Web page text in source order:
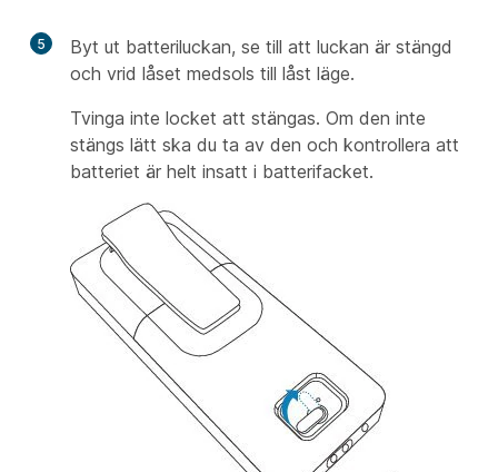
5
Byt ut batteriluckan, se till att luckan är stängd
och vrid låset medsols till låst läge.
Tvinga inte locket att stängas. Om den inte
stängs lätt ska du ta av den och kontrollera att
batteriet är helt insatt i batterifacket.